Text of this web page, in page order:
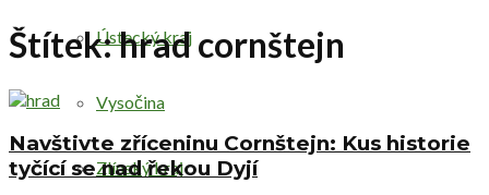
Ústecký kraj
Vysočina
Zlínský kraj
Štítek:hrad cornštejn
Navštivte zříceninu Cornštejn: Kus historie
tyčící se nad řekou Dyjí